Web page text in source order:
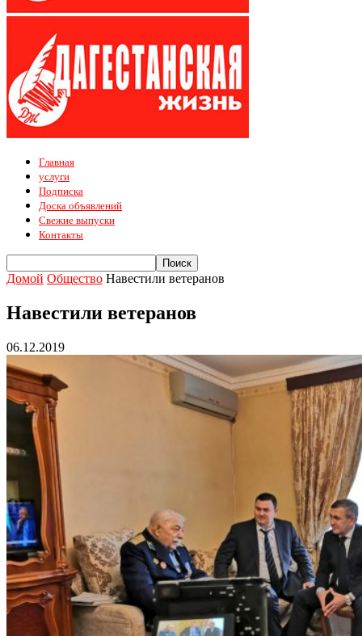
Главная
услуги
Подписка
Доска объявлений
Свежие выпуски
Контакты
Домой Общество Навестили ветеранов
Навестили ветеранов
06.12.2019